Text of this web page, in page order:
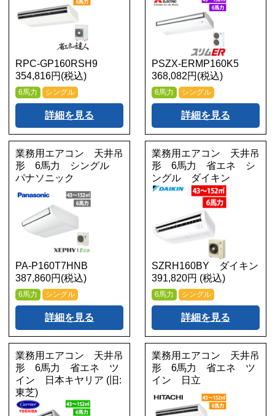
RPC-GP160RSH9
354,816円(税込)
6馬力 シングル
詳細を見る
PSZX-ERMP160K5
368,082円(税込)
6馬力 シングル
詳細を見る
業務用エアコン 天井吊
形 6馬力 シングル
パナソニック
PA-P160T7HNB
387,860円(税込)
6馬力 シングル
詳細を見る
業務用エアコン 天井吊
形 6馬力 省エネ シ
ングル ダイキン
SZRH160BY ダイキン
391,820円 (税込)
6馬力 シングル
詳細を見る
業務用エアコン 天井吊
形 6馬力 省エネ ツ
イン 日本キヤリア (旧:
東芝)
業務用エアコン 天井吊
形 6馬力 省エネ ツ
イン 日立